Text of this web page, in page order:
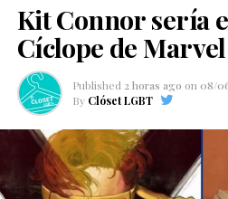
Kit Connor sería
Cíclope de
Published 2 horas ago on 08/
By Clóset LGBT